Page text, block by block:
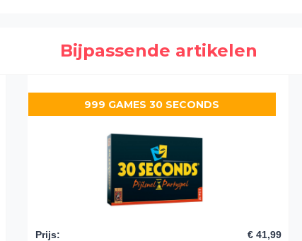
Bijpassende artikelen
999 GAMES 30 SECONDS
Prijs: € 41,99